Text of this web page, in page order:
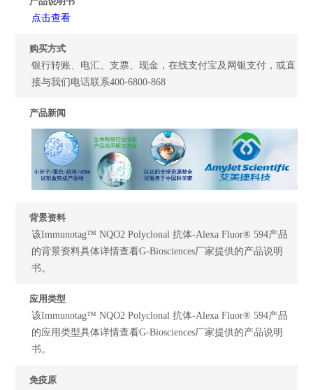
点击查看
购买方式
银行转账、电汇、支票、现金，在线支付宝及网银支付，或直
接与我们电话联系400-6800-868
产品新闻
背景资料
该Immunotag™ NQO2 Polyclonal 抗体-Alexa Fluor® 594产品
的背景资料具体详情查看G-Biosciences厂家提供的产品说明
书。
应用类型
该Immunotag™ NQO2 Polyclonal 抗体-Alexa Fluor® 594产品
的应用类型具体详情查看G-Biosciences厂家提供的产品说明
书。
免疫原